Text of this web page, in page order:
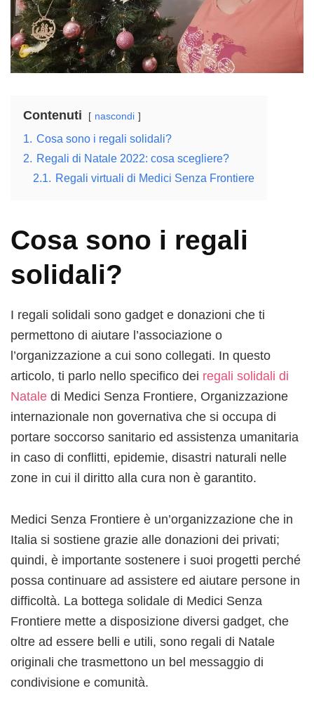
Contenuti nascondi
1. Cosa sono i regali solidali?
2. Regali di Natale 2022: cosa scegliere?
2.1. Regali virtuali di Medici Senza Frontiere
Cosa sono i regali
solidali?
I regali solidali sono gadget e donazioni che ti
permettono di aiutare l’associazione o
l’organizzazione a cui sono collegati. In questo
articolo, ti parlo nello specifico dei regali solidali di
Natale di Medici Senza Frontiere, Organizzazione
internazionale non governativa che si occupa di
portare soccorso sanitario ed assistenza umanitaria
in caso di conflitti, epidemie, disastri naturali nelle
zone in cui il diritto alla cura non è garantito.
Medici Senza Frontiere è un’organizzazione che in
Italia si sostiene grazie alle donazioni dei privati;
quindi, è importante sostenere i suoi progetti perché
possa continuare ad assistere ed aiutare persone in
difficoltà. La bottega solidale di Medici Senza
Frontiere mette a disposizione diversi gadget, che
oltre ad essere belli e utili, sono regali di Natale
originali che trasmettono un bel messaggio di
condivisione e comunità.